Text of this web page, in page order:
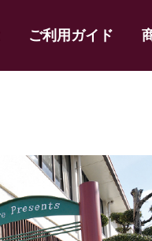
ご利用ガイド